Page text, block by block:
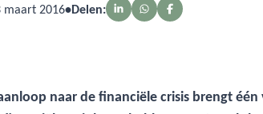
maart 2016•Delen:
naar de financiële crisis brengt